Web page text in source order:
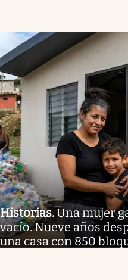
Historias.Una mujer
vacío. Nueve años
una casa con 850